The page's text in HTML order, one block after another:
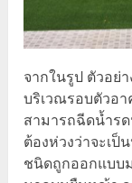
จากในรูป ตัวอย่
บริเวณรอบตัวอ
สามารถฉีดน้ำร
ต้องห่วงว่าจะเ
ชนิดถูกออกแบบ